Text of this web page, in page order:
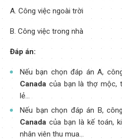
A. Công việc ngoài trời
B. Công việc trong nhà
Đáp án:
Nếu bạn chọn đáp án A,
Canada của bạn là thợ mộc,
lẻ…
Nếu bạn chọn đáp án B,
Canada của bạn là kế toán,
nhân viên thu mua…